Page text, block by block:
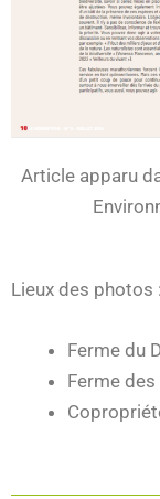
Article apparu
Lieux des photos :
Ferme du
Ferme